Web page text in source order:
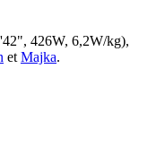
426W, 6,2W/kg),
et Majka.